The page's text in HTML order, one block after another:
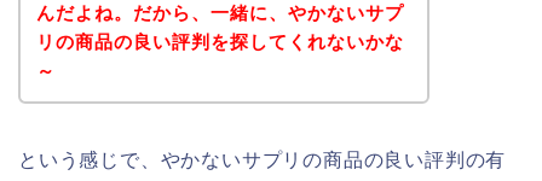
んだよね。だから、一緒に、やかないサプ
リの商品の良い評判を探してくれないかな
～
という感じで、やかないサプリの商品の良い評判の有